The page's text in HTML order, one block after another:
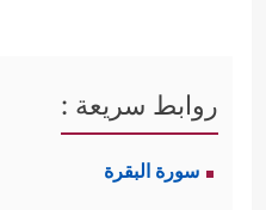
روابط سريعة :
سورة البقرة